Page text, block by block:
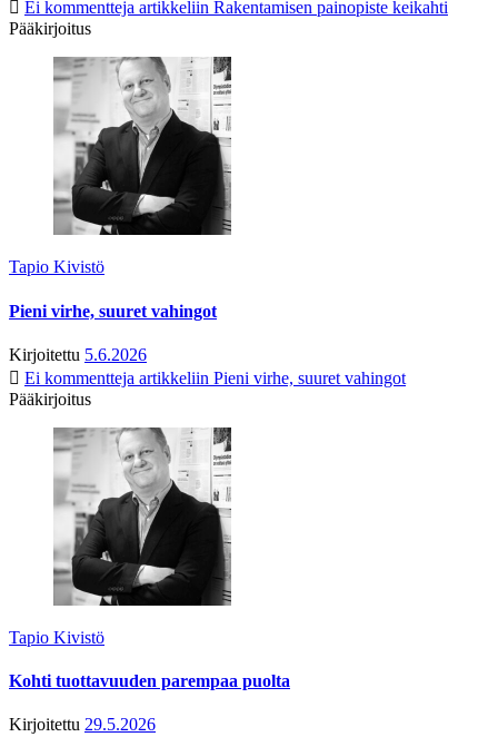
Ei kommentteja artikkeliin Rakentamisen painopiste keikahti
Pääkirjoitus
Tapio Kivistö
Pieni virhe, suuret vahingot
Kirjoitettu 5.6.2026
Ei kommentteja artikkeliin Pieni virhe, suuret vahingot
Pääkirjoitus
Tapio Kivistö
Kohti tuottavuuden parempaa puolta
Kirjoitettu 29.5.2026